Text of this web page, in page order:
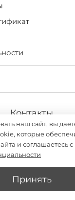
Контакты
+7(499) 113-31-75
женской одежды
наш сайт, вы
которые
и соглашаетесь
Принять